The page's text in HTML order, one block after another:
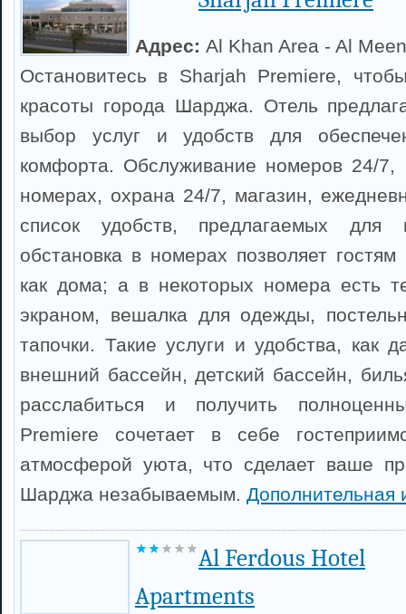
Адрес: Al Khan Area - Al
Остановитесь в Sharjah Premiere,
красоты города Шарджа. Отель
выбор услуг и удобств для
комфорта. Обслуживание номеров 24/7,
номерах, охрана 24/7, магазин,
список удобств, предлагаемых для
обстановка в номерах позволяет гостям
как дома; а в некоторых номера есть
экраном, вешалка для одежды,
тапочки. Такие услуги и удобства, как
внешний бассейн, детский бассейн,
расслабиться и получить
Premiere сочетает в себе
атмосферой уюта, что сделает ваше
Шарджа незабываемым.
Al Ferdous Hotel
Apartments